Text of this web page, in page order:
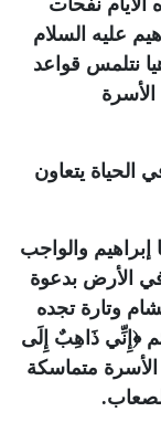
الأيام نفحات
عليه السلام
نتلمس قواعد
الأسرة
الحياة يتعاون
والواجب
في الأرض بدعوة
وتارة تجده
﴿إِنِّي ذَاهِبٌ إِلَى
متماسكة